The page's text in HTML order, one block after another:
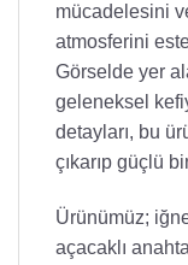
mücadelesini
atmosferini
Görselde yer
geleneksel
detayları, bu
çıkarıp güçlü
Ürünümüz;
açacaklı